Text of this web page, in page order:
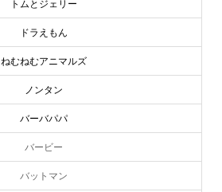
トムとジェリー
ドラえもん
ねむねむアニマルズ
ノンタン
バーバパパ
バービー
バットマン